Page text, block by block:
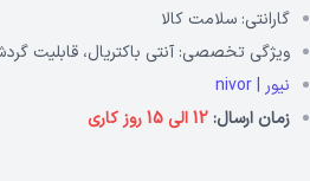
گارانتی: سلامت کالا
ویژگی تخصصی: آنتی باکتریال، قابلیت
نیور | nivor
زمان ارسال:12 الی 15 روز کاری